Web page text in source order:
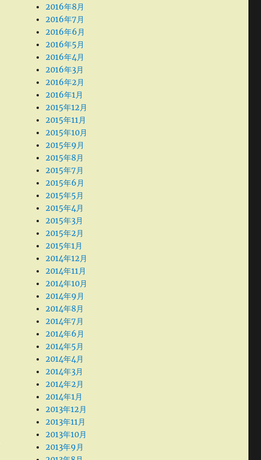
2016年8月
2016年7月
2016年6月
2016年5月
2016年4月
2016年3月
2016年2月
2016年1月
2015年12月
2015年11月
2015年10月
2015年9月
2015年8月
2015年7月
2015年6月
2015年5月
2015年4月
2015年3月
2015年2月
2015年1月
2014年12月
2014年11月
2014年10月
2014年9月
2014年8月
2014年7月
2014年6月
2014年5月
2014年4月
2014年3月
2014年2月
2014年1月
2013年12月
2013年11月
2013年10月
2013年9月